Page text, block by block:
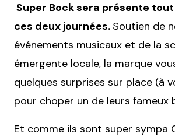
Super Bock sera présente
ces deux journées. Soutien de
événements musicaux et de la
émergente locale, la marque
quelques surprises sur place (à
pour choper un de leurs fameux
Et comme ils sont super sympa